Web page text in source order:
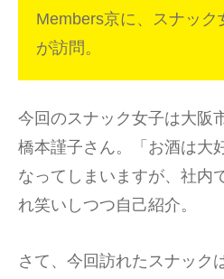
Members京に、スナック
が訪問。
今回のスナック女子は大阪
橋本謹子さん。「お酒は大
なってしまいますが、社内
れ笑いしつつ自己紹介。
さて、今回訪れたスナック